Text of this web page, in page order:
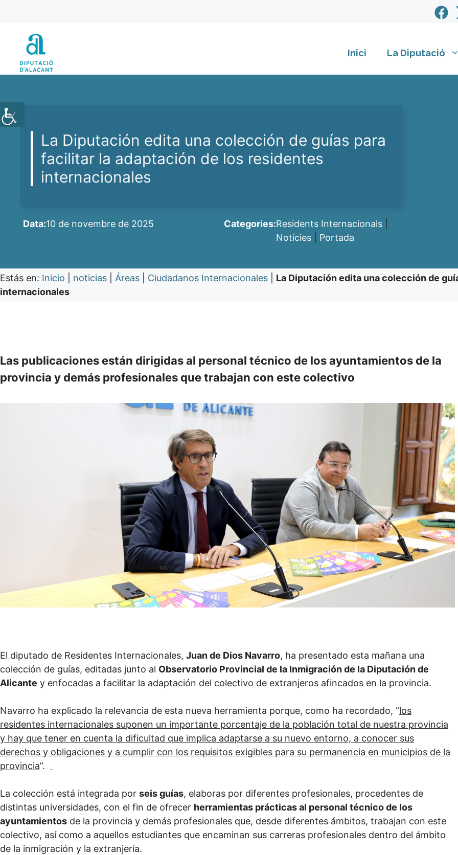
contingut
Inici
La Diputació
La Diputación edita una colección de guías para
facilitar la adaptación de los residentes
internacionales
Data:10 de novembre de 2025 Categories:Residents Internacionals
Notícies
Portada
Estás en: Inicio noticias Áreas Ciudadanos Internacionales
La Diputación edita una colección de
internacionales
Las publicaciones están dirigidas al personal técnico de los ayuntamientos de la
provincia y demás profesionales que trabajan con este colectivo
El diputado de Residentes Internacionales, Juan de Dios Navarro, ha presentado esta mañana una
colección de guías, editadas junto al Observatorio Provincial de la Inmigración de la Diputación de
Alicante y enfocadas a facilitar la adaptación del colectivo de extranjeros afincados en la provincia.
Navarro ha explicado la relevancia de esta nueva herramienta porque, como ha recordado, “los
residentes internacionales suponen un importante porcentaje de la población total de nuestra provincia
y hay que tener en cuenta la dificultad que implica adaptarse a su nuevo entorno, a conocer sus
derechos y obligaciones y a cumplir con los requisitos exigibles para su permanencia en municipios de la
provincia”.
La colección está integrada por seis guías, elaboras por diferentes profesionales, procedentes de
distintas universidades, con el fin de ofrecer herramientas prácticas al personal técnico de los
ayuntamientos de la provincia y demás profesionales que, desde diferentes ámbitos, trabajan con este
colectivo, así como a aquellos estudiantes que encaminan sus carreras profesionales dentro del ámbito
de la inmigración y la extranjería.